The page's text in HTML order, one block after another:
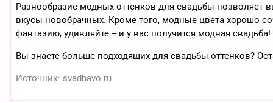
Разнообразие модных оттенков для свадьбы позволяет
вкусы новобрачных. Кроме того, модные цвета хорошо
фантазию, удивляйте – и у вас получится модная свадьба!
Вы знаете больше подходящих для свадьбы оттенков?
Источник: svadbavo.ru